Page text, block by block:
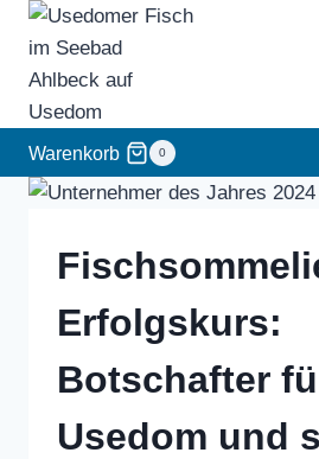
Zum
Inhalt
springen
Warenkorb 0
Erfolgskurs:
Botschafter
Usedom und